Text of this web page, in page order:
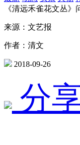
《清远禾雀花文丛》
来源：文艺报
作者：清文
2018-09-26
分